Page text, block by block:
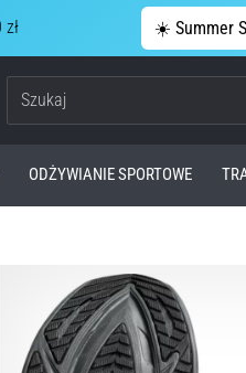
☀️ Summer
ODŻYWIANIE SPORTOWE